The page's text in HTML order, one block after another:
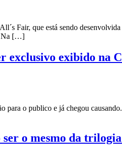
Fair, que está sendo
Na […]
exibido na
o publico e já chegou
o mesmo da